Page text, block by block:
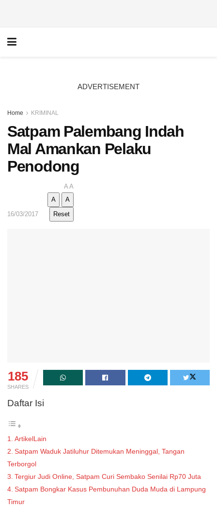
ADVERTISEMENT
Home KRIMINAL
Satpam Palembang Indah
Mal Amankan Pelaku
Penodong
16/03/2017
A A
A
A
Reset
185
SHARES
Daftar Isi
ArtikelLain
Satpam Waduk Jatiluhur Ditemukan Meninggal, Tangan
Terborgol
Tergiur Judi Online, Satpam Curi Sembako Senilai Rp70 Juta
Satpam Bongkar Kasus Pembunuhan Duda Muda di Lampung
Timur